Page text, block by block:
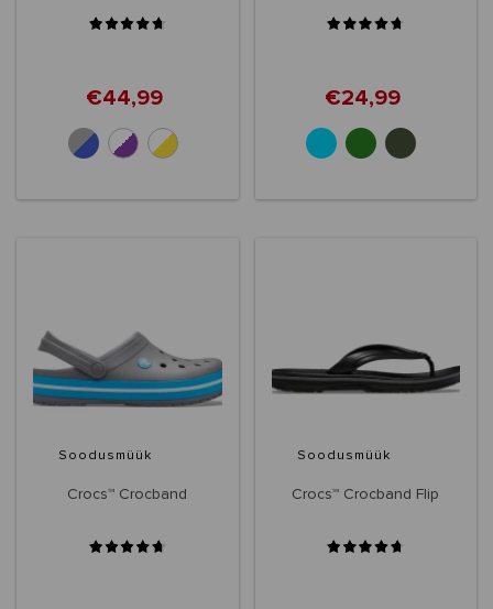
€44,99 €24,99
Soodusmüük
Crocs™ Crocband
Soodusmüük
Crocs™ Crocband Flip